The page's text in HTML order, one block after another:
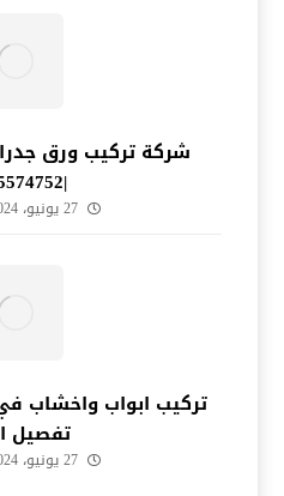
شركة تركيب ورق
|0545574752|
27 يونيو، 2024
تفصيل
27 يونيو، 2024